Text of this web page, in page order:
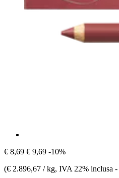
€ 8,69 € 9,69 -10%
(€ 2.896,67 / kg, IVA 22% inclusa -